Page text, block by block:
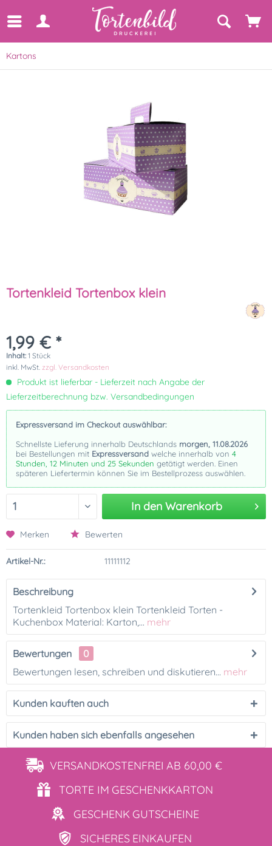
Kartons
Tortenkleid Tortenbox klein
1,99 € *
Inhalt: 1 Stück
inkl. MwSt. zzgl. Versandkosten
Produkt ist lieferbar - Lieferzeit nach Angabe der
Lieferzeitberechnung bzw. Versandbedingungen
Expressversand im Checkout auswählbar:
Schnellste Lieferung innerhalb Deutschlands morgen, 11.08.2026
bei Bestellungen mit Expressversand welche innerhalb von 4
Stunden, 12 Minuten und 25 Sekunden getätigt werden. Einen
späteren Liefertermin können Sie im Bestellprozess auswählen.
In den Warenkorb
Merken Bewerten
Artikel-Nr.: 11111112
Beschreibung
Tortenkleid Tortenbox klein Tortenkleid Torten -
Kuchenbox Material: Karton,... mehr
Bewertungen
0
Bewertungen lesen, schreiben und diskutieren... mehr
Kunden kauften auch
Kunden haben sich ebenfalls angesehen
VERSANDKOSTENFREI AB 60,00 €
TORTE IM GESCHENKKARTON
GESCHENK GUTSCHEINE
SICHERES EINKAUFEN